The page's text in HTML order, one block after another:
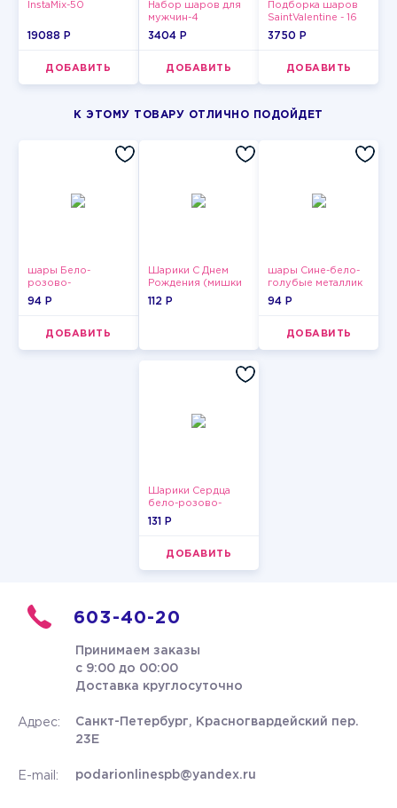
InstaMix-50
19088 P
ДОБАВИТЬ
Набор шаров для
мужчин-4
3404 P
ДОБАВИТЬ
Подборка шаров
SaintValentine - 16
3750 P
ДОБАВИТЬ
К ЭТОМУ ТОВАРУ ОТЛИЧНО ПОДОЙДЕТ
шары Бело-
розово-
фиолетово-
94 P
ДОБАВИТЬ
Шарики С Днем
Рождения (мишки
и тортики)
112 P
шары Сине-бело-
голубые металлик
94 P
ДОБАВИТЬ
Шарики Сердца
бело-розово-
красные
131 P
ДОБАВИТЬ
603-40-20
Принимаем заказы
с 9:00 до 00:00
Доставка круглосуточно
Адрес:
Санкт-Петербург, Красногвардейский пер.
23Е
E-mail: podarionlinespb@yandex.ru